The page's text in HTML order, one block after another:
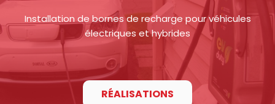
Installation de bornes de recharge pour véhicules
électriques et hybrides
RÉALISATIONS